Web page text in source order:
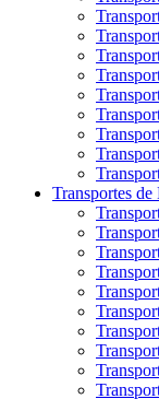
Transportes de